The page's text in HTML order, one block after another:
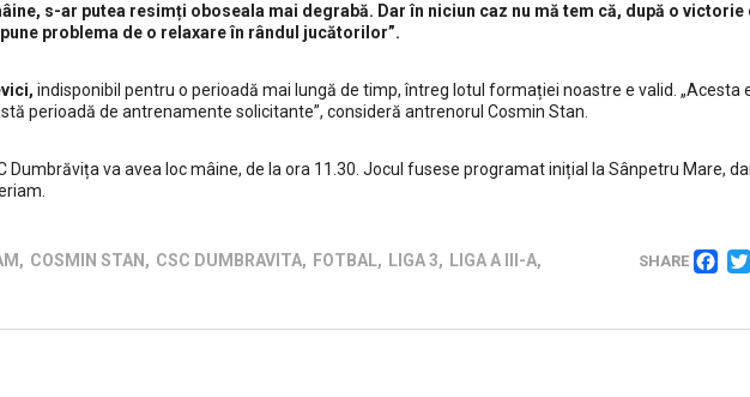
s-ar putea resimți oboseala mai degrabă. Dar în niciun caz nu mă tem că, după o victorie
problema de o relaxare în rândul jucătorilor”.
indisponibil pentru o perioadă mai lungă de timp, întreg lotul formației noastre e valid. „Acesta
perioadă de antrenamente solicitante”, consideră antrenorul Cosmin Stan.
Dumbrăvița va avea loc mâine, de la ora 11.30. Jocul fusese programat inițial la Sânpetru Mare,
, COSMIN STAN , CSC DUMBRAVITA, FOTBAL, LIGA 3, LIGA A III-A,
SHARE
Social media